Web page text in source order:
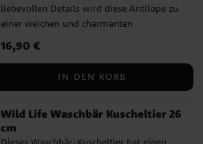
liebevollen Details wird diese Antilope zu
einer weichen und charmanten
naturgetreues Aussehen verleiht dem
die es sowohl als Spielgefährten als auch
ansprechend macht. Dieses Kuscheltier
eignet sich gleichermaßen gut für kleine
Preis:16,90 €
16,90 €
IN DEN KORB
Wild Life Waschbär Kuscheltier 26
cm